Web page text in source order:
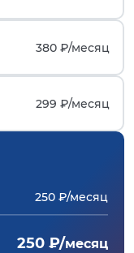
380 ₽/месяц
299 ₽/месяц
250 ₽/месяц
250 ₽/месяц